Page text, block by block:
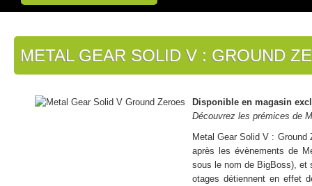
METAL GEAR SOLID V : GROUND
Disponible en magasin
Découvrez les prémices de
Metal Gear Solid V : Ground
après les évènements de
sous le nom de BigBoss), et
otages détiennent en effet